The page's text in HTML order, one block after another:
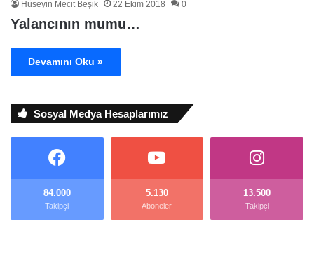
Hüseyin Mecit Beşik 22 Ekim 2018 0
Yalancının mumu…
Devamını Oku »
Sosyal Medya Hesaplarımız
84.000
Takipçi
5.130
Aboneler
13.500
Takipçi